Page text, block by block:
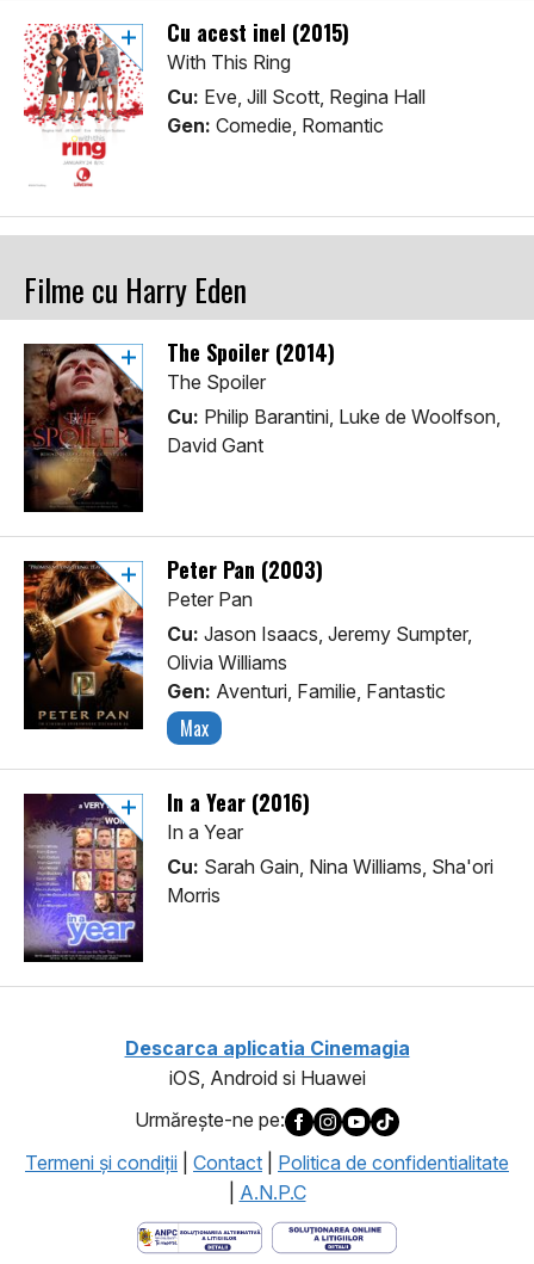
Cu acest inel (2015)
With This Ring
Cu: Eve, Jill Scott, Regina Hall
Gen: Comedie, Romantic
Filme cu Harry Eden
The Spoiler (2014)
The Spoiler
Cu: Philip Barantini, Luke de Woolfson,
David Gant
Peter Pan (2003)
Peter Pan
Cu: Jason Isaacs, Jeremy Sumpter,
Olivia Williams
Gen: Aventuri, Familie, Fantastic
Max
In a Year (2016)
In a Year
Cu: Sarah Gain, Nina Williams, Sha'ori
Morris
Descarca aplicatia Cinemagia
iOS, Android si Huawei
Urmăreşte-ne pe:
Termeni şi condiţii
Contact
Politica de confidentialitate
A.N.P.C